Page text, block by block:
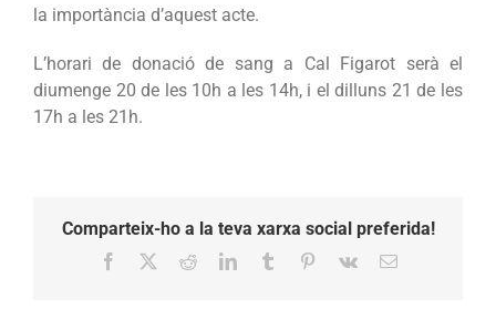
la importància d’aquest acte.
L’horari de donació de sang a Cal Figarot serà el
diumenge 20 de les 10h a les 14h, i el dilluns 21 de les
17h a les 21h.
Comparteix-ho a la teva xarxa social preferida!
Facebook RedditLinkedInTumblr Pinterest
Vk Email: